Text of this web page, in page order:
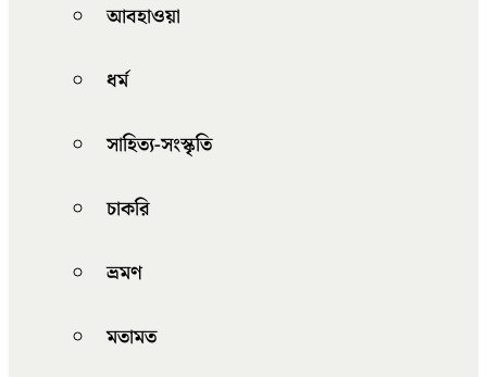
আবহাওয়া
ধর্ম
সাহিত্য-সংস্কৃতি
চাকরি
ভ্রমণ
মতামত